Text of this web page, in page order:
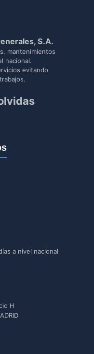
S.A.
mantenimientos
nacional.
evitando
a nivel nacional
H